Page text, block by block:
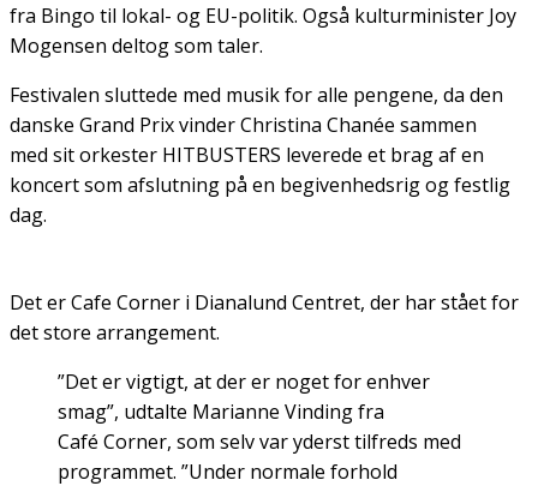
fra Bingo til lokal- og EU-politik. Også kulturminister Joy
Mogensen deltog som taler.
Festivalen sluttede med musik for alle pengene, da den
danske Grand Prix vinder Christina Chanée sammen
med sit orkester HITBUSTERS leverede et brag af en
koncert som afslutning på en begivenhedsrig og festlig
dag.
Det er Cafe Corner i Dianalund Centret, der har stået for
det store arrangement.
”Det er vigtigt, at der er noget for enhver
smag”, udtalte Marianne Vinding fra
Café Corner, som selv var yderst tilfreds med
programmet. ”Under normale forhold